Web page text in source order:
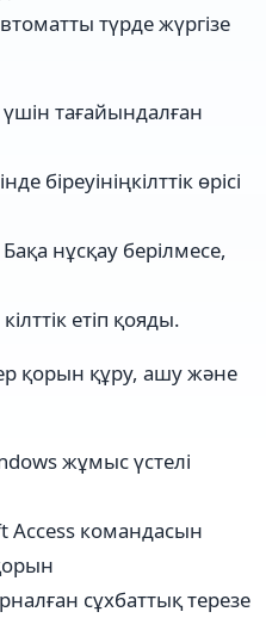
түрде жүргізе
тағайындалған
біреуініңкілттік өрісі
нұсқау берілмесе,
етіп қояды.
қорын құру, ашу және
жұмыс үстелі
командасын
сұхбаттық терезе